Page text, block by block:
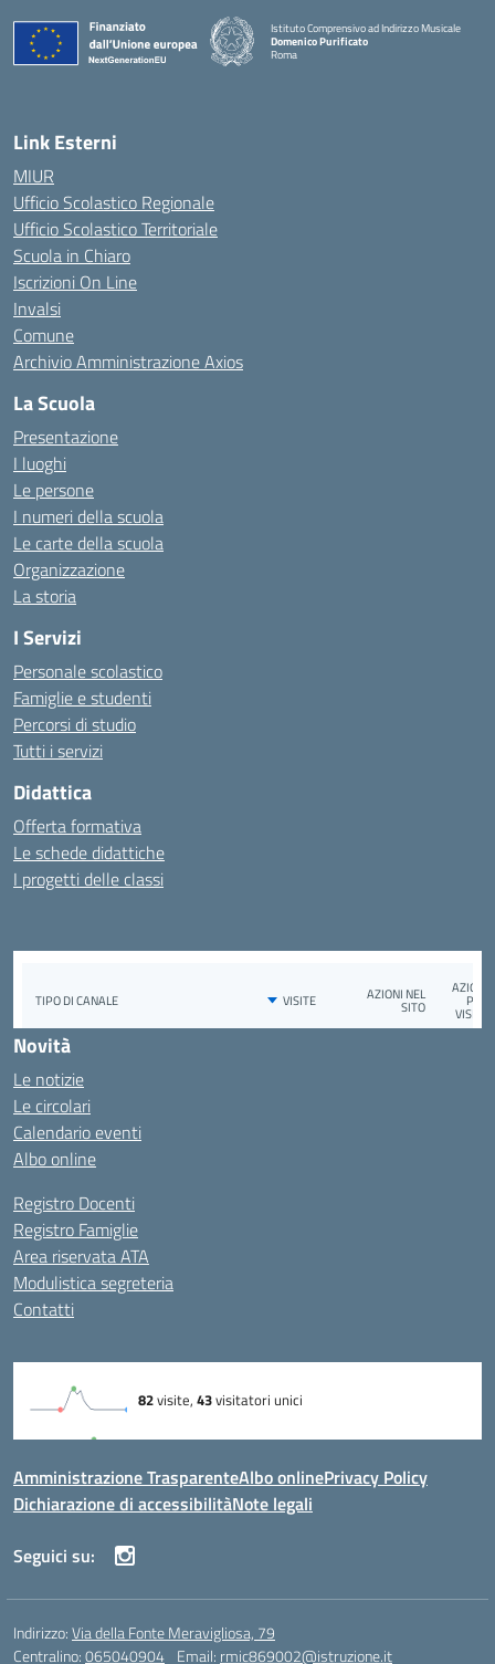
Istituto Comprensivo ad Indirizzo Musicale
Domenico Purificato
Roma
Link Esterni
MIUR
Ufficio Scolastico Regionale
Ufficio Scolastico Territoriale
Scuola in Chiaro
Iscrizioni On Line
Invalsi
Comune
Archivio Amministrazione Axios
La Scuola
Presentazione
I luoghi
Le persone
I numeri della scuola
Le carte della scuola
Organizzazione
La storia
I Servizi
Personale scolastico
Famiglie e studenti
Percorsi di studio
Tutti i servizi
Didattica
Offerta formativa
Le schede didattiche
I progetti delle classi
Novità
Le notizie
Le circolari
Calendario eventi
Albo online
Registro Docenti
Registro Famiglie
Area riservata ATA
Modulistica segreteria
Contatti
Amministrazione TrasparenteAlbo onlinePrivacy Policy
Dichiarazione di accessibilitàNote legali
Seguici su:
Indirizzo:Via della Fonte Meravigliosa, 79
Centralino:065040904 Email: rmic869002@istruzione.it